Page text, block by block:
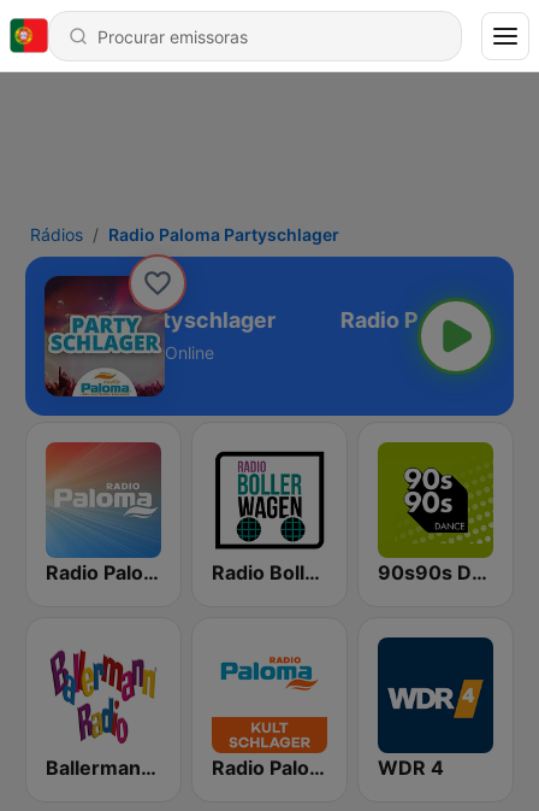
Rádios Radio Paloma Partyschlager
Paloma Partyschlager
Online
Radio Paloma Radio Bollerwagen 90s90s Dance
Ballermann Radio Radio Paloma Kultschlager WDR 4